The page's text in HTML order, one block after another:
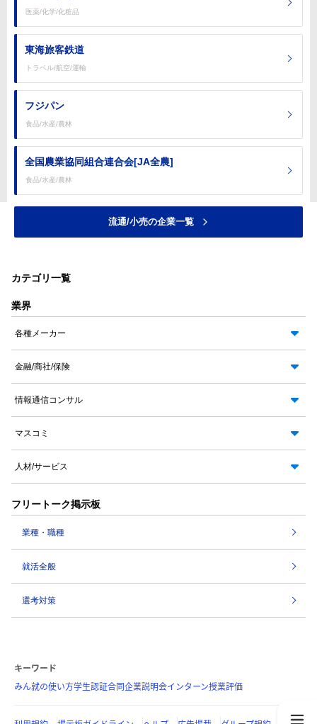
医薬/化学/化粧品
東海旅客鉄道
トラベル/航空/運輸
フジパン
食品/水産/農林
全国農業協同組合連合会[JA全農]
食品/水産/農林
流通/小売の企業一覧
カテゴリ一覧
業界
各種メーカー
金融/商社/保険
情報通信コンサル
マスコミ
人材/サービス
フリートーク掲示板
業種・職種
就活全般
選考対策
キーワード
みん就の使い方学生認証合同企業説明会インターン授業評価